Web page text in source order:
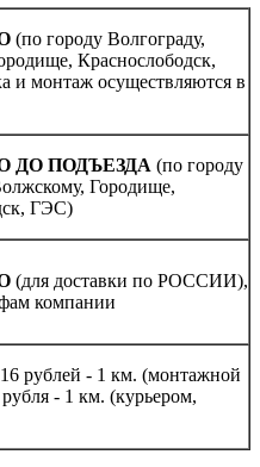
(по городу Волгограду,
Краснослободск,
и монтаж осуществляются в
ДО ПОДЪЕЗДА (по городу
Городище,
ГЭС)
(для доставки по РОССИИ),
компании
16 рублей - 1 км. (монтажной
- 1 км. (курьером,